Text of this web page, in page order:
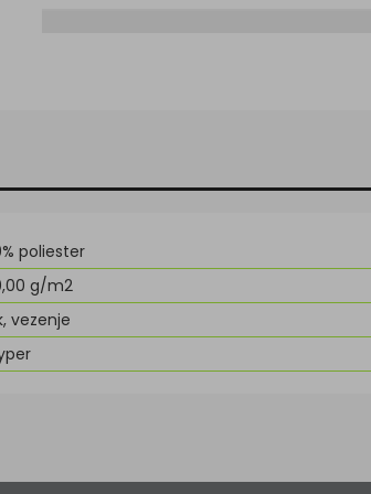
poliester
g/m2
vezenje